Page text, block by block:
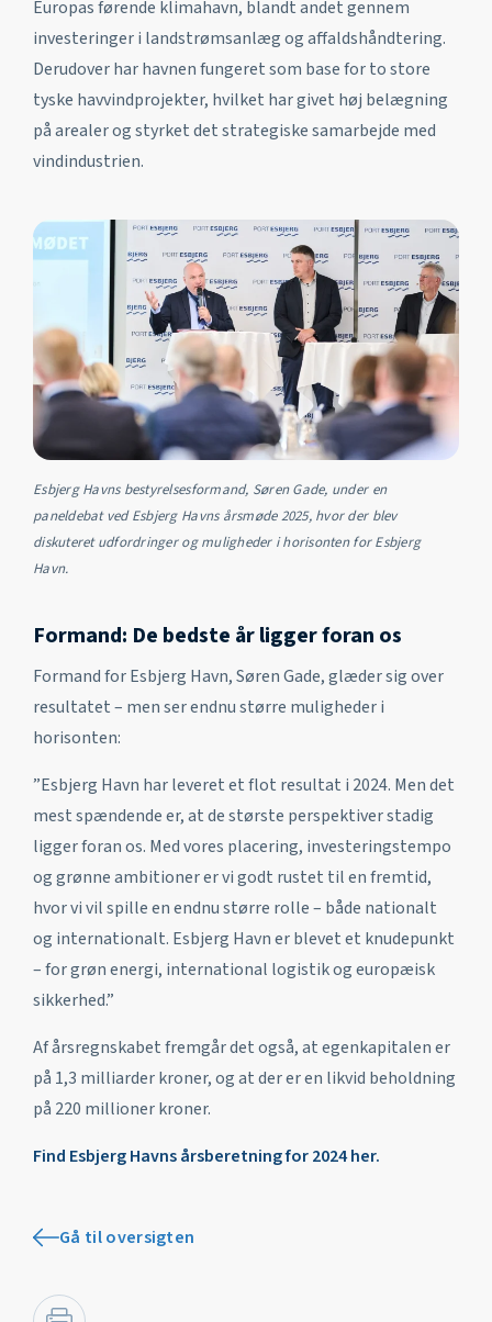
Europas førende klimahavn, blandt andet gennem
investeringer i landstrømsanlæg og affaldshåndtering.
Derudover har havnen fungeret som base for to store
tyske havvindprojekter, hvilket har givet høj belægning
på arealer og styrket det strategiske samarbejde med
vindindustrien.
Esbjerg Havns bestyrelsesformand, Søren Gade, under en
paneldebat ved Esbjerg Havns årsmøde 2025, hvor der blev
diskuteret udfordringer og muligheder i horisonten for Esbjerg
Havn.
Formand: De bedste år ligger foran os
Formand for Esbjerg Havn, Søren Gade, glæder sig over
resultatet – men ser endnu større muligheder i
horisonten:
”Esbjerg Havn har leveret et flot resultat i 2024. Men det
mest spændende er, at de største perspektiver stadig
ligger foran os. Med vores placering, investeringstempo
og grønne ambitioner er vi godt rustet til en fremtid,
hvor vi vil spille en endnu større rolle – både nationalt
og internationalt. Esbjerg Havn er blevet et knudepunkt
– for grøn energi, international logistik og europæisk
sikkerhed.”
Af årsregnskabet fremgår det også, at egenkapitalen er
på 1,3 milliarder kroner, og at der er en likvid beholdning
på 220 millioner kroner.
Find Esbjerg Havns årsberetning for 2024 her.
Gå til oversigten